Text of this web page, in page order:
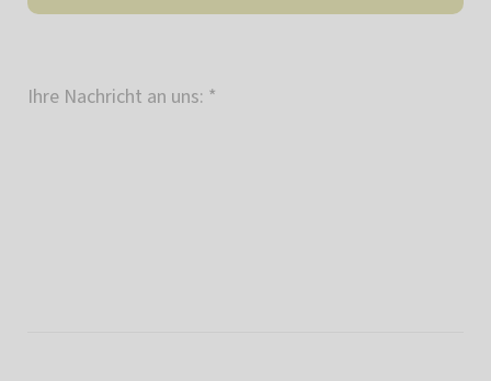
Ihre Nachricht an uns: *